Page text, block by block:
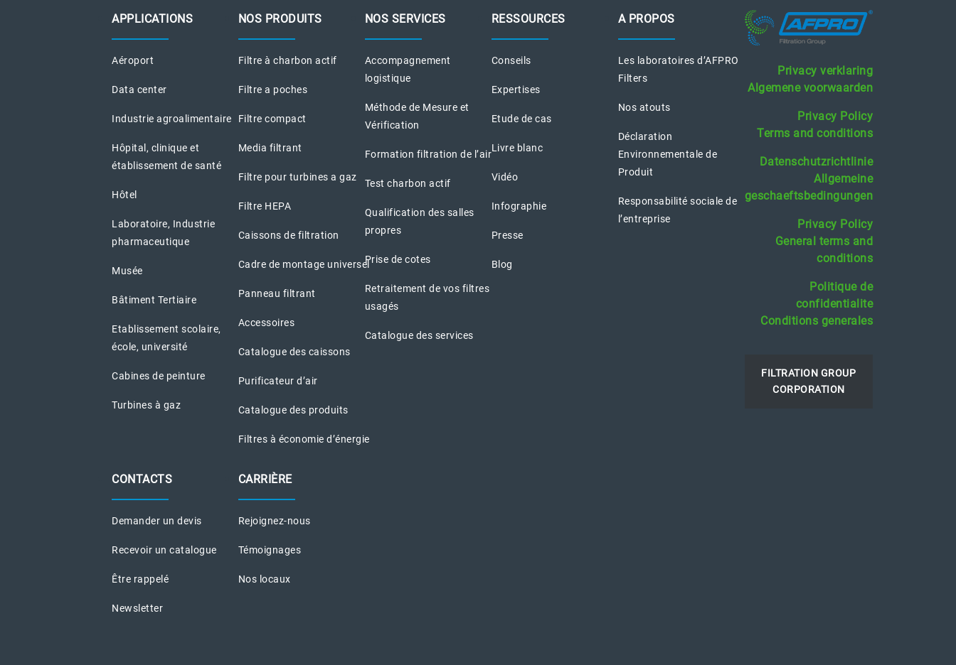
APPLICATIONS
Aéroport
Data center
Industrie agroalimentaire
Hôpital, clinique et
établissement de santé
Hôtel
Laboratoire, Industrie
pharmaceutique
Musée
Bâtiment Tertiaire
Etablissement scolaire,
école, université
Cabines de peinture
Turbines à gaz
NOS PRODUITS
Filtre à charbon actif
Filtre a poches
Filtre compact
Media filtrant
Filtre pour turbines a gaz
Filtre HEPA
Caissons de filtration
Cadre de montage universel
Panneau filtrant
Accessoires
Catalogue des caissons
Purificateur d’air
Catalogue des produits
Filtres à économie d’énergie
NOS SERVICES
Accompagnement
logistique
Méthode de Mesure et
Vérification
Formation filtration de l’air
Test charbon actif
Qualification des salles
propres
Prise de cotes
Retraitement de vos filtres
usagés
Catalogue des services
RESSOURCES
Conseils
Expertises
Etude de cas
Livre blanc
Vidéo
Infographie
Presse
Blog
A PROPOS
Les laboratoires d’AFPRO
Filters
Nos atouts
Déclaration
Environnementale de
Produit
Responsabilité sociale de
l’entreprise
CONTACTS
Demander un devis
Recevoir un catalogue
Être rappelé
Newsletter
CARRIÈRE
Rejoignez-nous
Témoignages
Nos locaux
Privacy verklaring
Algemene voorwaarden
Privacy Policy
Terms and conditions
Datenschutzrichtlinie
Allgemeine
geschaeftsbedingungen
Privacy Policy
General terms and
conditions
Politique de
confidentialite
Conditions generales
FILTRATION GROUP
CORPORATION